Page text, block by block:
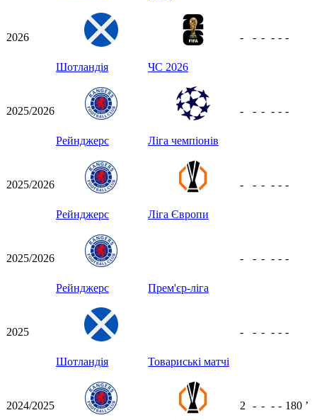
2026
Шотландія ЧС 2026
- - - - - -
2025/2026
Рейнджерс Ліга чемпіонів
- - - - - -
2025/2026
Рейнджерс Ліга Європи
- - - - - -
2025/2026
Рейнджерс Прем'єр-ліга
- - - - - -
2025
Шотландія Товариські матчі
- - - - - -
2024/2025 2 - - - - 180 ʼ